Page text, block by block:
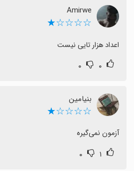
Amirwe
☆☆☆☆★
اعداد هزار تایی نیست
۰ ۰
بنیامین
☆☆☆☆★
آزمون نمی‌گیره
۱ ۰